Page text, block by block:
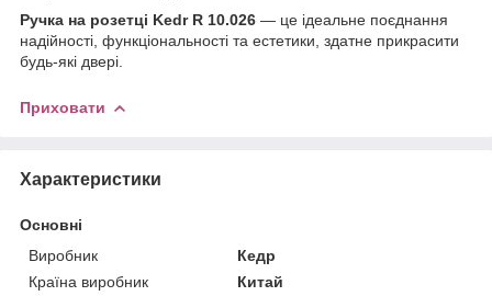
Ручка на розетці Kedr R 10.026 — це ідеальне поєднання
надійності, функціональності та естетики, здатне прикрасити
будь-які двері.
Приховати
Характеристики
Основні
Виробник
Кедр
Країна виробник
Китай